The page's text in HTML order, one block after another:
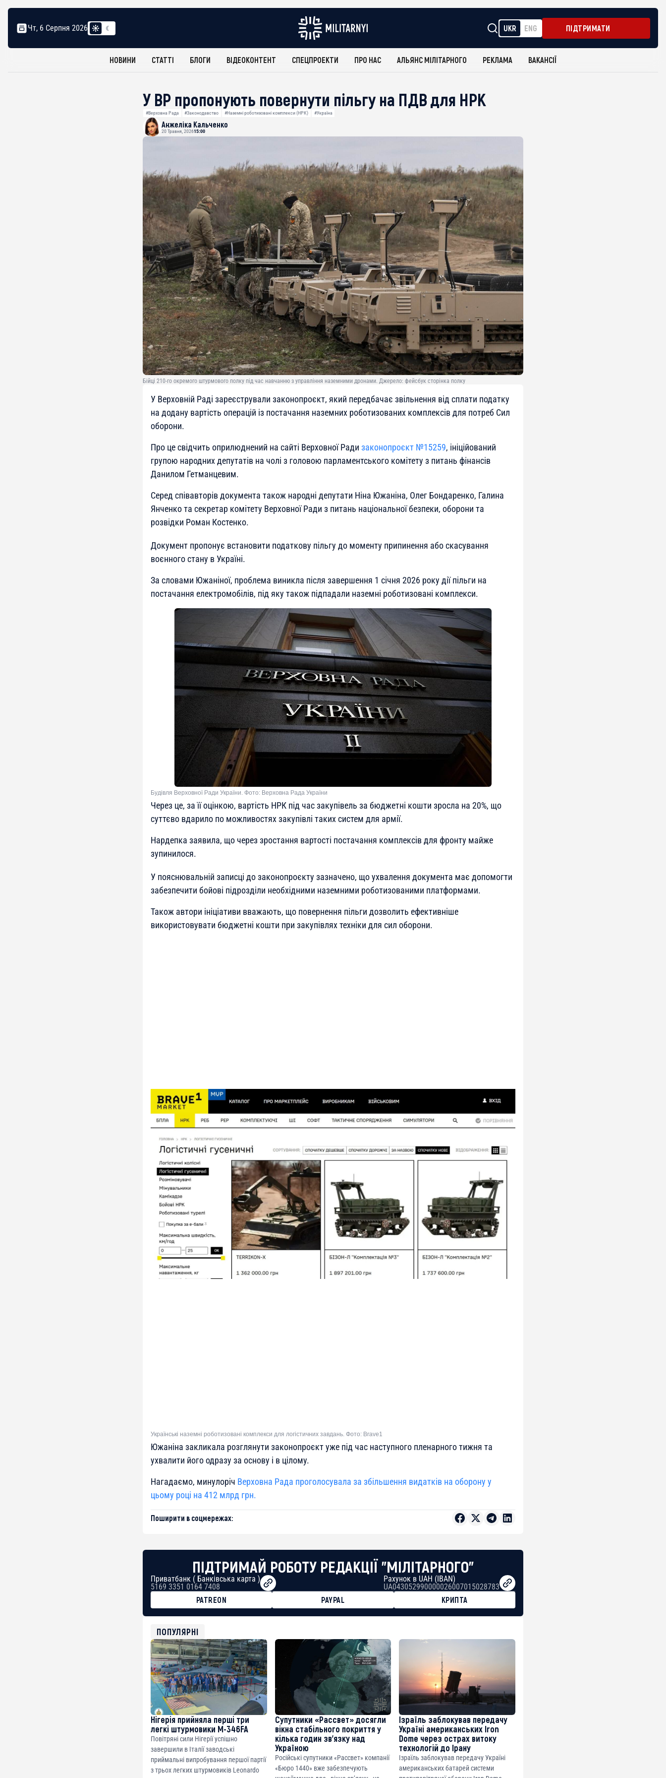
Чт, 6 Серпня 2026 UKR ENG ПІДТРИМАТИ
НОВИНИ СТАТТІ БЛОГИ ВІДЕОКОНТЕНТ СПЕЦПРОЕКТИ ПРО НАС АЛЬЯНС МІЛІТАРНОГО РЕКЛАМА ВАКАНСІЇ
У ВР пропонують повернути пільгу на ПДВ для НРК
#Верховна Рада #Законодавство #Наземні роботизовані комплекси (НРК) #Україна
Анжеліка Кальченко
20 Травня, 202615:00
Бійці 210-го окремого штурмового полку під час навчанню з управління наземними дронами. Джерело: фейсбук сторінка полку
У Верховній Раді зареєстрували законопроєкт, який передбачає звільнення від сплати податку
на додану вартість операцій із постачання наземних роботизованих комплексів для потреб Сил
оборони.
Про це свідчить оприлюднений на сайті Верховної Ради законопроєкт №15259, ініційований
групою народних депутатів на чолі з головою парламентського комітету з питань фінансів
Данилом Гетманцевим.
Серед співавторів документа також народні депутати Ніна Южаніна, Олег Бондаренко, Галина
Янченко та секретар комітету Верховної Ради з питань національної безпеки, оборони та
розвідки Роман Костенко.
Документ пропонує встановити податкову пільгу до моменту припинення або скасування
воєнного стану в Україні.
За словами Южаніної, проблема виникла після завершення 1 січня 2026 року дії пільги на
постачання електромобілів, під яку також підпадали наземні роботизовані комплекси.
Будівля Верховної Ради України. Фото: Верховна Рада України
Через це, за її оцінкою, вартість НРК під час закупівель за бюджетні кошти зросла на 20%, що
суттєво вдарило по можливостях закупівлі таких систем для армії.
Нардепка заявила, що через зростання вартості постачання комплексів для фронту майже
зупинилося.
У пояснювальній записці до законопроєкту зазначено, що ухвалення документа має допомогти
забезпечити бойові підрозділи необхідними наземними роботизованими платформами.
Також автори ініціативи вважають, що повернення пільги дозволить ефективніше
використовувати бюджетні кошти при закупівлях техніки для сил оборони.
Українські наземні роботизовані комплекси для логістичних завдань. Фото: Brave1
Южаніна закликала розглянути законопроєкт уже під час наступного пленарного тижня та
ухвалити його одразу за основу і в цілому.
Нагадаємо, минулоріч Верховна Рада проголосувала за збільшення видатків на оборону у
цьому році на 412 млрд грн.
Поширити в соцмережах:
ПІДТРИМАЙ РОБОТУ РЕДАКЦІЇ "МІЛІТАРНОГО"
Приватбанк ( Банківська карта )
5169 3351 0164 7408
Рахунок в UAH (IBAN)
UA043052990000026007015028783
PATREON
PAYPAL
КРИПТА
USDT
0x8676644fA7B6d328310283cAC1065Ae01d97CEe7
ETH
0xfD02863D3289416fcF50975c9DFda13623f97758
ПОПУЛЯРНІ
Нігерія прийняла перші три
легкі штурмовики M-346FA
Повітряні сили Нігерії успішно
завершили в Італії заводські
приймальні випробування першої партії
з трьох легких штурмовиків Leonardo
Супутники «Рассвет» досягли
вікна стабільного покриття у
кілька годин зв’язку над
Україною
Російські супутники «Рассвет» компанії
«Бюро 1440» вже забезпечують
Ізраїль заблокував передачу
Україні американських Iron
Dome через острах витоку
технологій до Ірану
Ізраїль заблокував передачу Україні
американських батарей системи